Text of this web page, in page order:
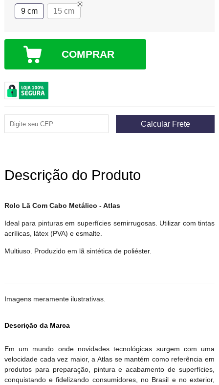
9 cm
15 cm
COMPRAR
Descrição do Produto
Rolo Lã Com Cabo Metálico - Atlas
Ideal para pinturas em superfícies semirrugosas. Utilizar com tintas
acrílicas, látex (PVA) e esmalte.
Multiuso. Produzido em lã sintética de poliéster.
Imagens meramente ilustrativas.
Descrição da Marca
Em um mundo onde novidades tecnológicas surgem com uma
velocidade cada vez maior, a Atlas se mantém como referência em
produtos para preparação, pintura e acabamento de superfícies,
conquistando e fidelizando consumidores, no Brasil e no exterior,